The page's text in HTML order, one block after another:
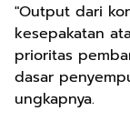
"Output dari
kesepakatan
prioritas
dasar
ungkapnya.